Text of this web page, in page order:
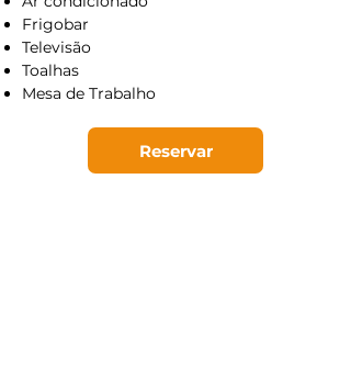
Frigobar
Televisão
Toalhas
Mesa de Trabalho
Reservar